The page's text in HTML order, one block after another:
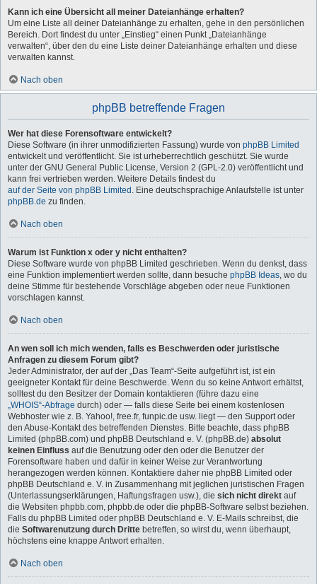
Kann ich eine Übersicht all meiner Dateianhänge erhalten?
Um eine Liste all deiner Dateianhänge zu erhalten, gehe in den persönlichen
Bereich. Dort findest du unter „Einstieg“ einen Punkt „Dateianhänge
verwalten“, über den du eine Liste deiner Dateianhänge erhalten und diese
verwalten kannst.
Nach oben
phpBB betreffende Fragen
Wer hat diese Forensoftware entwickelt?
Diese Software (in ihrer unmodifizierten Fassung) wurde von phpBB Limited
entwickelt und veröffentlicht. Sie ist urheberrechtlich geschützt. Sie wurde
unter der GNU General Public License, Version 2 (GPL-2.0) veröffentlicht und
kann frei vertrieben werden. Weitere Details findest du
auf der Seite von phpBB Limited . Eine deutschsprachige Anlaufstelle ist unter
phpBB.de zu finden.
Nach oben
Warum ist Funktion x oder y nicht enthalten?
Diese Software wurde von phpBB Limited geschrieben. Wenn du denkst, dass
eine Funktion implementiert werden sollte, dann besuche phpBB Ideas, wo du
deine Stimme für bestehende Vorschläge abgeben oder neue Funktionen
vorschlagen kannst.
Nach oben
An wen soll ich mich wenden, falls es Beschwerden oder juristische
Anfragen zu diesem Forum gibt?
Jeder Administrator, der auf der „Das Team“-Seite aufgeführt ist, ist ein
geeigneter Kontakt für deine Beschwerde. Wenn du so keine Antwort erhältst,
solltest du den Besitzer der Domain kontaktieren (führe dazu eine
„WHOIS“-Abfrage durch) oder — falls diese Seite bei einem kostenlosen
Webhoster wie z. B. Yahoo!, free.fr, funpic.de usw. liegt — den Support oder
den Abuse-Kontakt des betreffenden Dienstes. Bitte beachte, dass phpBB
Limited (phpBB.com) und phpBB Deutschland e. V. (phpBB.de) absolut
keinen Einfluss auf die Benutzung oder den oder die Benutzer der
Forensoftware haben und dafür in keiner Weise zur Verantwortung
herangezogen werden können. Kontaktiere daher nie phpBB Limited oder
phpBB Deutschland e. V. in Zusammenhang mit jeglichen juristischen Fragen
(Unterlassungserklärungen, Haftungsfragen usw.), die sich nicht direkt auf
die Websiten phpbb.com, phpbb.de oder die phpBB-Software selbst beziehen.
Falls du phpBB Limited oder phpBB Deutschland e. V. E-Mails schreibst, die
die Softwarenutzung durch Dritte betreffen, so wirst du, wenn überhaupt,
höchstens eine knappe Antwort erhalten.
Nach oben